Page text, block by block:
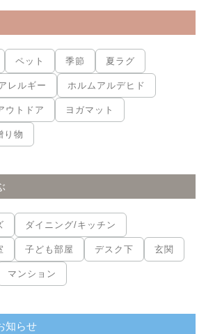
ペット 季節 夏ラグ
レルギー ホルムアルデヒド
ウトドア ヨガマット
り物
ダイニング/キッチン
子ども部屋 デスク下 玄関
マンション
知らせ